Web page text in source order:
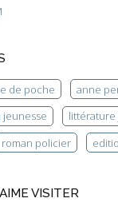
de poche
anne
jeunesse
littérature
roman policier
VISITER